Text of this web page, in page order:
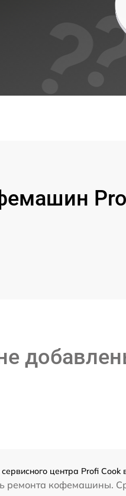
центра Profi Cook
ремонта кофемашины.